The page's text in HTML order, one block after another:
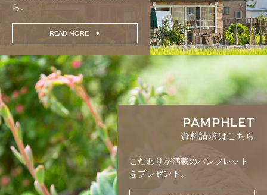
ら。
READ MORE
PAMPHLET
資料請求はこちら
こだわりが満載のパンフレット
をプレゼント。